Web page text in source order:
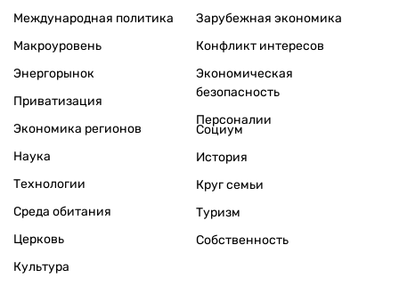
Международная политика
Макроуровень
Энергорынок
Приватизация
Экономика регионов
Зарубежная экономика
Конфликт интересов
Экономическая
безопасность
Персоналии
Наука
Технологии
Среда обитания
Церковь
Культура
Социум
История
Круг семьи
Туризм
Собственность